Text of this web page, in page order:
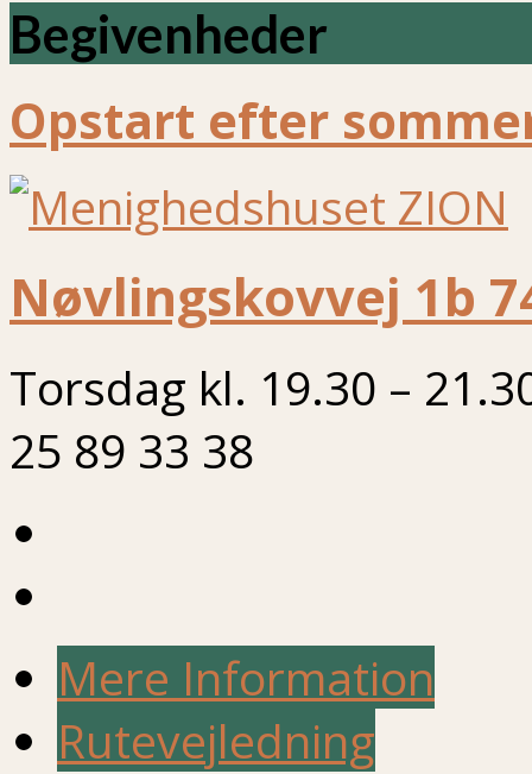
Begivenheder
Opstart efter
Nøvlingskovvej 1b
Torsdag kl. 19.30 –
25 89 33 38
Mere Information
Rutevejledning